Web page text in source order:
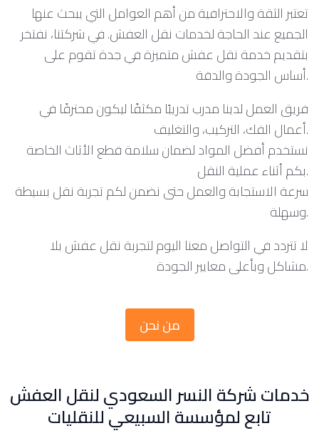
تعتبر الثقة والاحترافية من أهم العوامل التي يبحث عنها
الجميع عند الحاجة لخدمات نقل العفش. في شركتنا، نفتخر
بتقديم خدمة نقل عفش متميزة في جدة تقوم على
أساس الجودة والدقة.
أعمال الفك، التركيب، والتغليف.
نستخدم أفضل المواد لضمان سلامة قطع الأثاث الخاصة
بكم أثناء عملية النقل.
سرعة الاستجابة والعمل حتى نضمن لكم تجربة نقل بسيطة
وسهلة.
لا تتردد في التواصل معنا اليوم لتجربة نقل عفش بلا
مشاكل وبأعلى معايير الجودة.
من نحن
خدمات شركة النسر السعودي لنقل العفش
تابع لمؤسسة السبيعي للنقليات